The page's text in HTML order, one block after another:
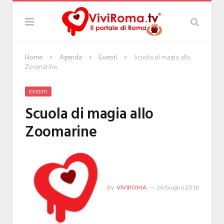
Home » Agenda » Eventi »
Scuola di magia allo
Zoomarine
EVENTI
Scuola di magia allo
Zoomarine
By VIVIROMA 26 Giugno 2018